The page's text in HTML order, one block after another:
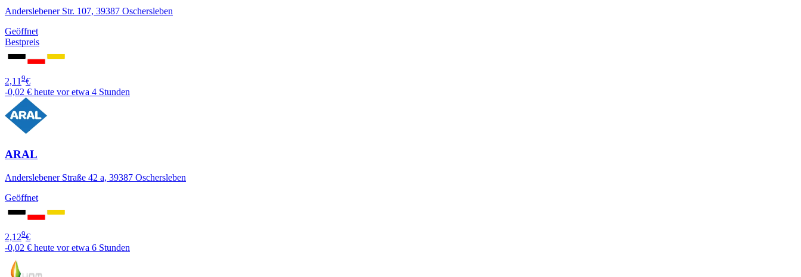
Anderslebener Str. 107, 39387 Oschersleben
Geöffnet
Bestpreis
2,11 9€
-0,02 € heute vor etwa 4 Stunden
ARAL
Anderslebener Straße 42 a, 39387 Oschersleben
Geöffnet
2,129€
-0,02 € heute vor etwa 6 Stunden